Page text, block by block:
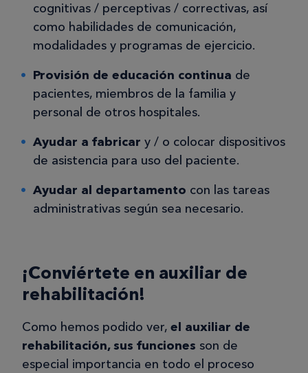
cognitivas / perceptivas / correctivas, así
como habilidades de comunicación,
modalidades y programas de ejercicio.
Provisión de educación continua de
pacientes, miembros de la familia y
personal de otros hospitales.
Ayudar a fabricar y / o colocar dispositivos
de asistencia para uso del paciente.
Ayudar al departamento con las tareas
administrativas según sea necesario.
¡Conviértete en auxiliar de
rehabilitación!
Como hemos podido ver, el auxiliar de
rehabilitación, sus funciones son de
especial importancia en todo el proceso